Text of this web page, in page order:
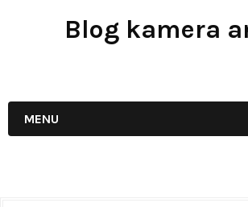
Blog kamera
MENU